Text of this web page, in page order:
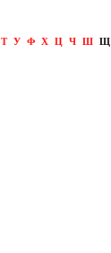
Т У Ф Х Ц Ч Ш Щ